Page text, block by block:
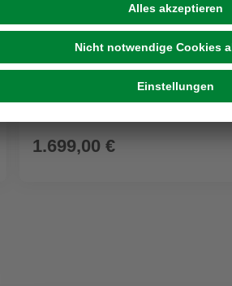
FISCHER FAHRRAD
E-Bike 28 Zoll, RH: 44 cm, 7-Gang
1.699,00 €